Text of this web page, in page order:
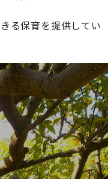
る保育を提供してい